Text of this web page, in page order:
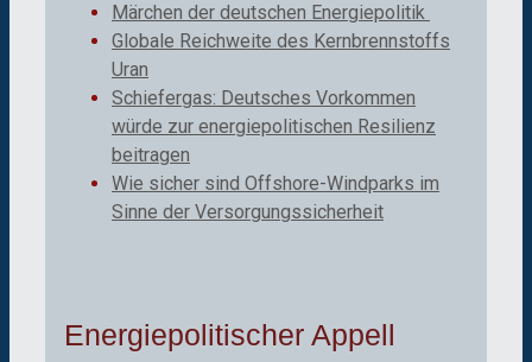
Märchen der deutschen Energiepolitik
Globale Reichweite des Kernbrennstoffs
Uran
Schiefergas: Deutsches Vorkommen
würde zur energiepolitischen Resilienz
beitragen
Wie sicher sind Offshore-Windparks im
Sinne der Versorgungssicherheit
Energiepolitischer Appell